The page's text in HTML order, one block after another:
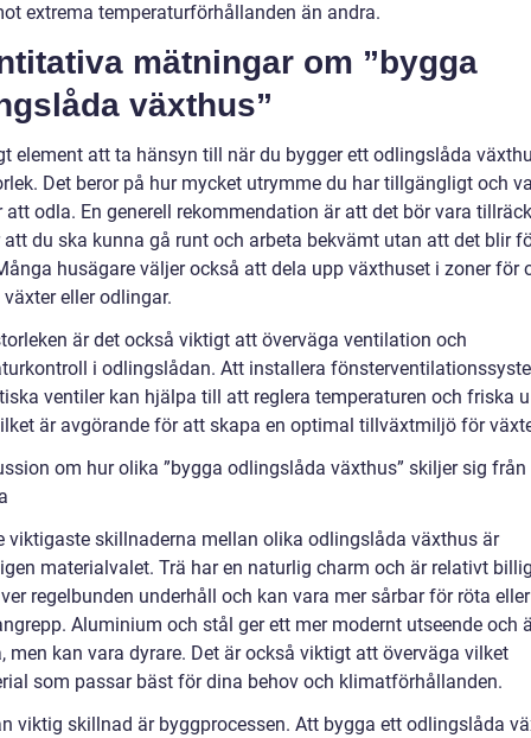
extrema temperaturförhållanden än andra.
mätningar om ”bygga
växthus”
element att ta hänsyn till när du bygger ett odlingslåda
Det beror på hur mycket utrymme du har tillgängligt och
att odla. En generell rekommendation är att det bör vara
du ska kunna gå runt och arbeta bekvämt utan att det blir
husägare väljer också att dela upp växthuset i zoner för
eller odlingar.
är det också viktigt att överväga ventilation och
i odlingslådan. Att installera
ventiler kan hjälpa till att reglera temperaturen och friska
är avgörande för att skapa en optimal tillväxtmiljö för
om hur olika ”bygga odlingslåda växthus” skiljer sig från
viktigaste skillnaderna mellan olika odlingslåda växthus är
materialvalet. Trä har en naturlig charm och är relativt
regelbunden underhåll och kan vara mer sårbar för röta eller
Aluminium och stål ger ett mer modernt utseende och
men kan vara dyrare. Det är också viktigt att överväga vilket
som passar bäst för dina behov och klimatförhållanden.
viktig skillnad är byggprocessen. Att bygga ett odlingslåda